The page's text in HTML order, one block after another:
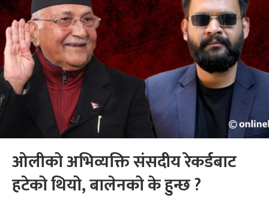
ओलीको अभिव्यक्ति संसदीय रेकर्डबाट
हटेको थियो, बालेनको के हुन्छ ?